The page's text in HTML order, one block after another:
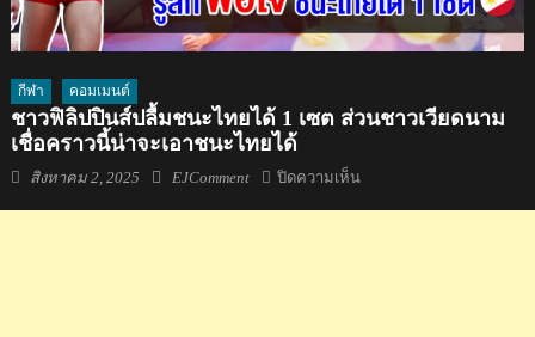
กีฬา คอมเมนต์
ชาวฟิลิปปินส์ปลื้มชนะไทยได้ 1 เซต ส่วนชาวเวียดนาม
เชื่อคราวนี้น่าจะเอาชนะไทยได้
Posted
สิงหาคม 2, 2025 Author
EJComment ปิดความเห็นบน